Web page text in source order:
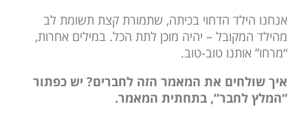
אנחנו הילד הדחוי בכיתה, שתמורת קצת תשומת לב
מהילד המקובל – יהיה מוכן לתת הכל. במילים אחרות,
“מרחו” אותנו טוב-טוב.
איך שולחים את המאמר הזה לחברים? יש כפתור
“המלץ לחבר”, בתחתית המאמר.